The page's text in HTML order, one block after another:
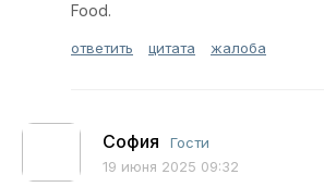
Food.
ответить цитата жалоба
София
Гости
19 июня 2025 09:32